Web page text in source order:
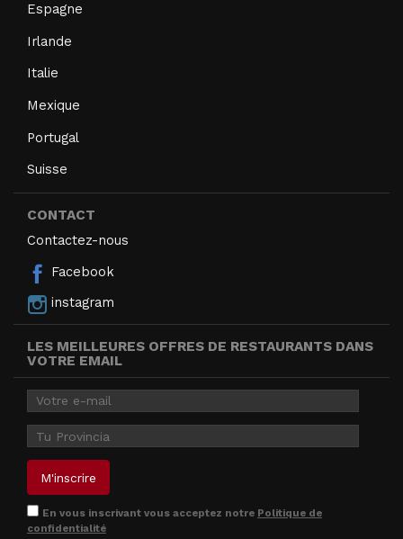
Espagne
Irlande
Italie
Mexique
Portugal
Suisse
CONTACT
Contactez-nous
Facebook
instagram
LES MEILLEURES OFFRES DE RESTAURANTS DANS
VOTRE EMAIL
En vous inscrivant vous acceptez notre Politique de
confidentialité